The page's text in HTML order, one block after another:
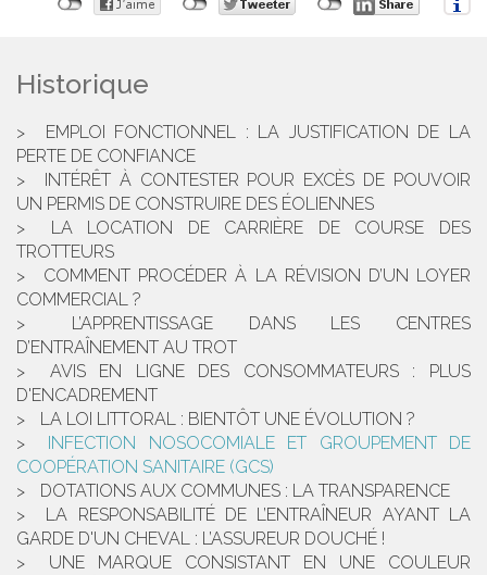
Historique
EMPLOI FONCTIONNEL : LA JUSTIFICATION DE LA
PERTE DE CONFIANCE
INTÉRÊT À CONTESTER POUR EXCÈS DE POUVOIR
UN PERMIS DE CONSTRUIRE DES ÉOLIENNES
LA LOCATION DE CARRIÈRE DE COURSE DES
TROTTEURS
COMMENT PROCÉDER À LA RÉVISION D’UN LOYER
COMMERCIAL ?
L’APPRENTISSAGE DANS LES CENTRES
D’ENTRAÎNEMENT AU TROT
AVIS EN LIGNE DES CONSOMMATEURS : PLUS
D'ENCADREMENT
LA LOI LITTORAL : BIENTÔT UNE ÉVOLUTION ?
INFECTION NOSOCOMIALE ET GROUPEMENT DE
COOPÉRATION SANITAIRE (GCS)
DOTATIONS AUX COMMUNES : LA TRANSPARENCE
LA RESPONSABILITÉ DE L’ENTRAÎNEUR AYANT LA
GARDE D'UN CHEVAL : L’ASSUREUR DOUCHÉ !
UNE MARQUE CONSISTANT EN UNE COULEUR